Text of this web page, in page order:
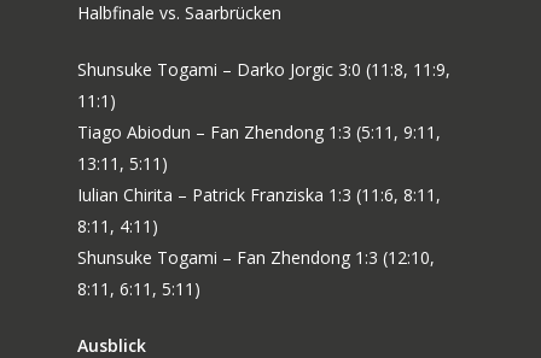
Halbfinale vs. Saarbrücken
Shunsuke Togami – Darko Jorgic 3:0 (11:8, 11:9,
11:1)
Tiago Abiodun – Fan Zhendong 1:3 (5:11, 9:11,
13:11, 5:11)
Iulian Chirita – Patrick Franziska 1:3 (11:6, 8:11,
8:11, 4:11)
Shunsuke Togami – Fan Zhendong 1:3 (12:10,
8:11, 6:11, 5:11)
Ausblick